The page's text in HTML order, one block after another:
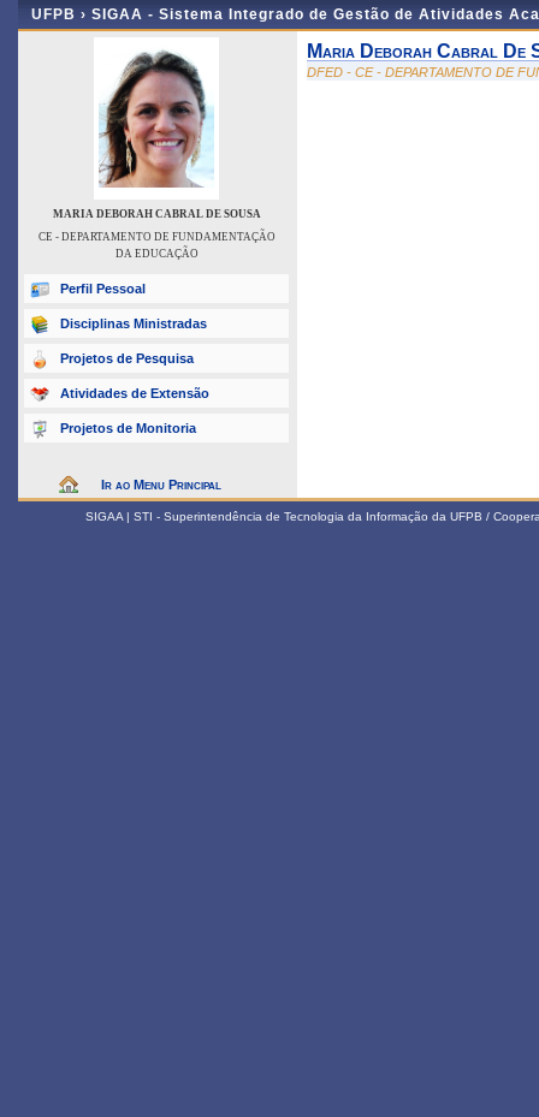
UFPB › SIGAA - Sistema Integrado de Gestão de Atividades
MARIA DEBORAH CABRAL DE SOUSA
CE - DEPARTAMENTO DE FUNDAMENTAÇÃO
DA EDUCAÇÃO
Perfil Pessoal
Disciplinas Ministradas
Projetos de Pesquisa
Atividades de Extensão
Projetos de Monitoria
Ir ao Menu Principal
Maria Deborah Cabral De
DFED - CE - DEPARTAMENTO DE
SIGAA | STI - Superintendência de Tecnologia da Informação da UFPB /